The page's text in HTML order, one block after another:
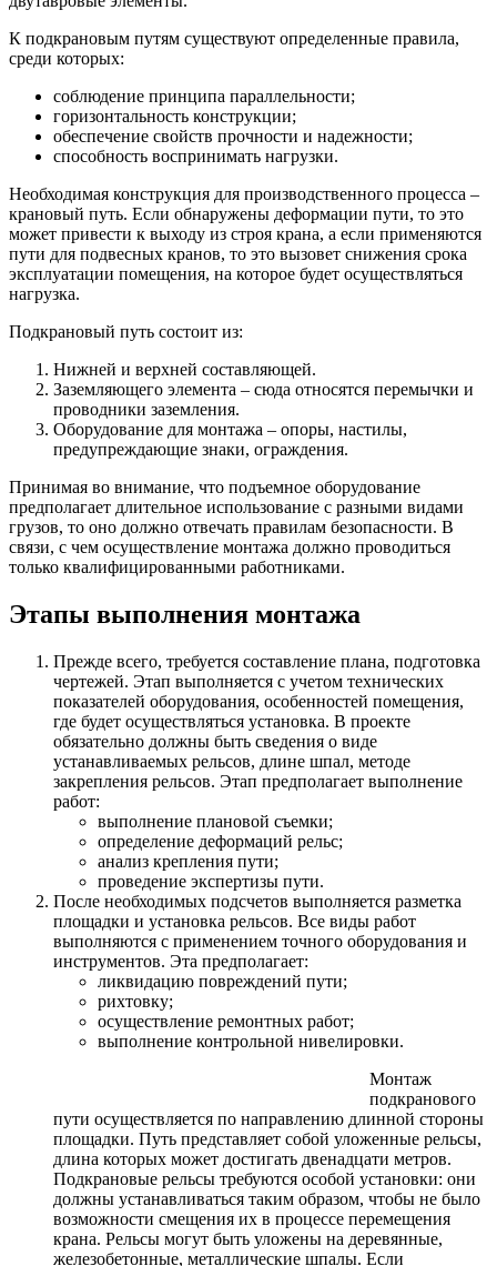
К подкрановым путям существуют определенные правила,
среди которых:
соблюдение принципа параллельности;
горизонтальность конструкции;
обеспечение свойств прочности и надежности;
способность воспринимать нагрузки.
Необходимая конструкция для производственного процесса –
крановый путь. Если обнаружены деформации пути, то это
может привести к выходу из строя крана, а если применяются
пути для подвесных кранов, то это вызовет снижения срока
эксплуатации помещения, на которое будет осуществляться
нагрузка.
Подкрановый путь состоит из:
Нижней и верхней составляющей.
Заземляющего элемента – сюда относятся перемычки и
проводники заземления.
Оборудование для монтажа – опоры, настилы,
предупреждающие знаки, ограждения.
Принимая во внимание, что подъемное оборудование
предполагает длительное использование с разными видами
грузов, то оно должно отвечать правилам безопасности. В
связи, с чем осуществление монтажа должно проводиться
только квалифицированными работниками.
Этапы выполнения монтажа
Прежде всего, требуется составление плана, подготовка
чертежей. Этап выполняется с учетом технических
показателей оборудования, особенностей помещения,
где будет осуществляться установка. В проекте
обязательно должны быть сведения о виде
устанавливаемых рельсов, длине шпал, методе
закрепления рельсов. Этап предполагает выполнение
работ:
выполнение плановой съемки;
определение деформаций рельс;
анализ крепления пути;
проведение экспертизы пути.
После необходимых подсчетов выполняется разметка
площадки и установка рельсов. Все виды работ
выполняются с применением точного оборудования и
инструментов. Эта предполагает:
ликвидацию повреждений пути;
рихтовку;
осуществление ремонтных работ;
выполнение контрольной нивелировки.
Монтаж
подкранового
пути осуществляется по направлению длинной стороны
площадки. Путь представляет собой уложенные рельсы,
длина которых может достигать двенадцати метров.
Подкрановые рельсы требуются особой установки: они
должны устанавливаться таким образом, чтобы не было
возможности смещения их в процессе перемещения
крана. Рельсы могут быть уложены на деревянные,
железобетонные, металлические шпалы. Если